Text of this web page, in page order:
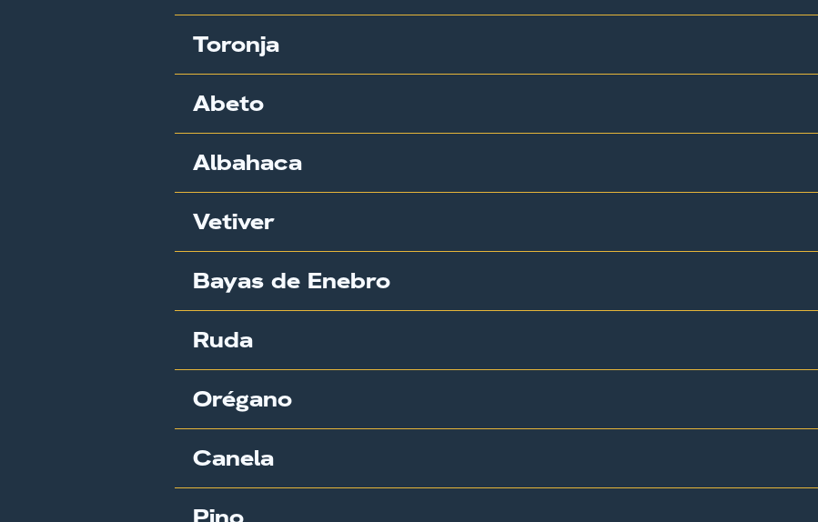
Toronja
Abeto
Albahaca
Vetiver
Bayas de Enebro
Ruda
Orégano
Canela